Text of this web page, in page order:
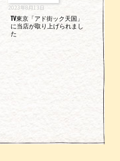
2023年8月13日
TV東京「アド街ック天国」
に当店が取り上げられまし
た